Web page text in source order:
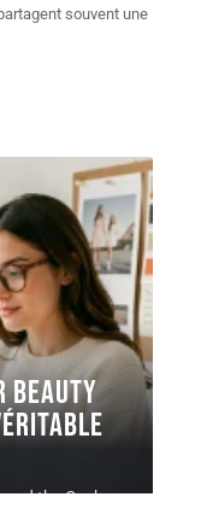
souvent une
Beauty
the Geek en